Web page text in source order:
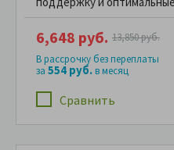
Сравнить
6,648 руб. 13,850 руб.
В рассрочку без переплаты
за 554 руб.в месяц